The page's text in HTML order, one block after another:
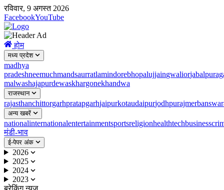
रविवार, 9 अगस्त 2026
FacebookYouTube
होम
मध्य प्रदेश
madhya
pradeshneemuchmandsaurratlamindorebhopalujjaingwaliorjabalpur
malwashajapurdewaskhargonekhandwa
राजस्थान
rajasthanchittorgarhpratapgarhjaipurkotaudaipurjodhpurajmer
अन्य खबरें
nationalinternationalentertainmentsportsreligionhealthtechbusiness
मंडी-भाव
ई-पेपर अंक
2026
2025
2024
2023
ब्रेकिंग न्यूज़